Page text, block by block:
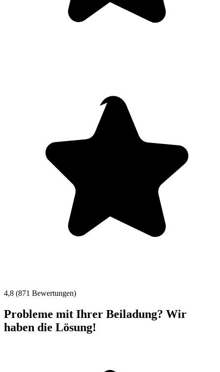
4,8 (871 Bewertungen)
Probleme mit Ihrer Beiladung? Wir
haben die Lösung!